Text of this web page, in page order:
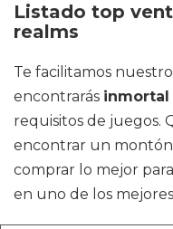
Listado top
realms
Te facilitamos
encontrarás inmortal
requisitos de juegos.
encontrar un
comprar lo mejor
en uno de los